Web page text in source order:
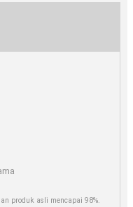
produk asli mencapai 98%.